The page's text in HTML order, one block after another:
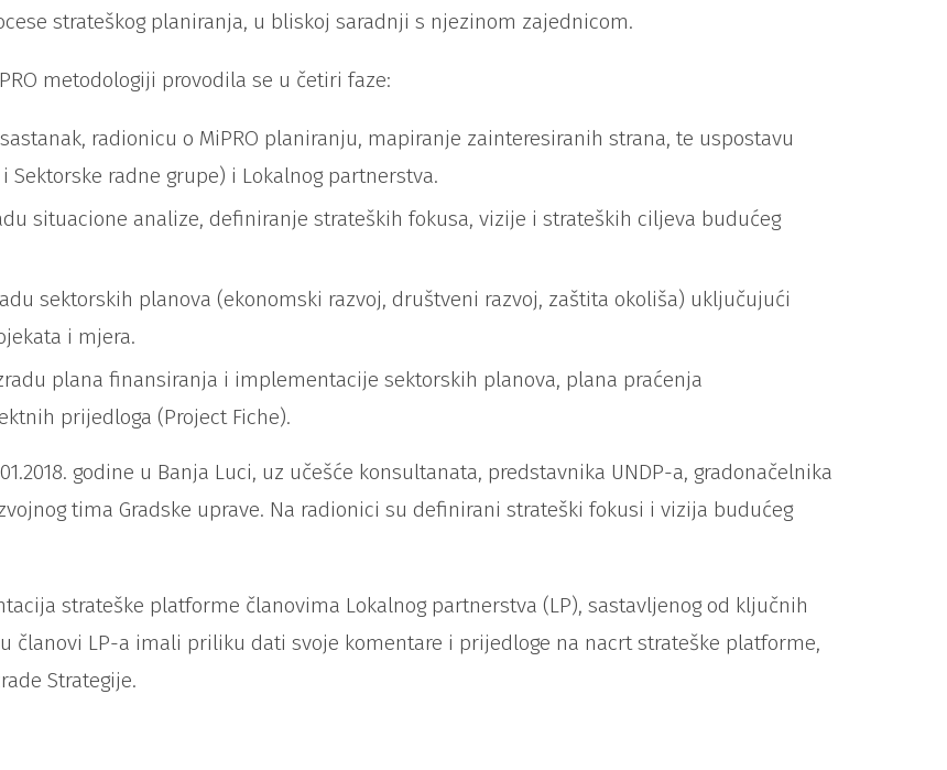
strateškog planiranja, u bliskoj saradnji s njezinom zajednicom.
metodologiji provodila se u četiri faze:
radionicu o MiPRO planiranju, mapiranje zainteresiranih strana, te uspostavu
radne grupe) i Lokalnog partnerstva.
situacione analize, definiranje strateških fokusa, vizije i strateških ciljeva budućeg
sektorskih planova (ekonomski razvoj, društveni razvoj, zaštita okoliša) uključujući
i mjera.
plana finansiranja i implementacije sektorskih planova, plana praćenja
prijedloga (Project Fiche).
godine u Banja Luci, uz učešće konsultanata, predstavnika UNDP-a, gradonačelnika
tima Gradske uprave. Na radionici su definirani strateški fokusi i vizija budućeg
strateške platforme članovima Lokalnog partnerstva (LP), sastavljenog od ključnih
članovi LP-a imali priliku dati svoje komentare i prijedloge na nacrt strateške platforme,
Strategije.